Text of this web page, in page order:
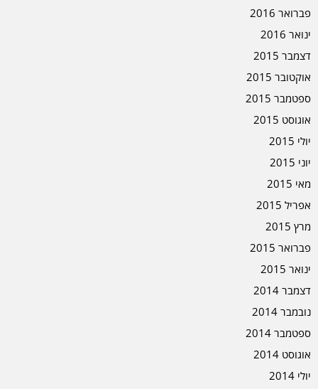
פברואר 2016
ינואר 2016
דצמבר 2015
אוקטובר 2015
ספטמבר 2015
אוגוסט 2015
יולי 2015
יוני 2015
מאי 2015
אפריל 2015
מרץ 2015
פברואר 2015
ינואר 2015
דצמבר 2014
נובמבר 2014
ספטמבר 2014
אוגוסט 2014
יולי 2014